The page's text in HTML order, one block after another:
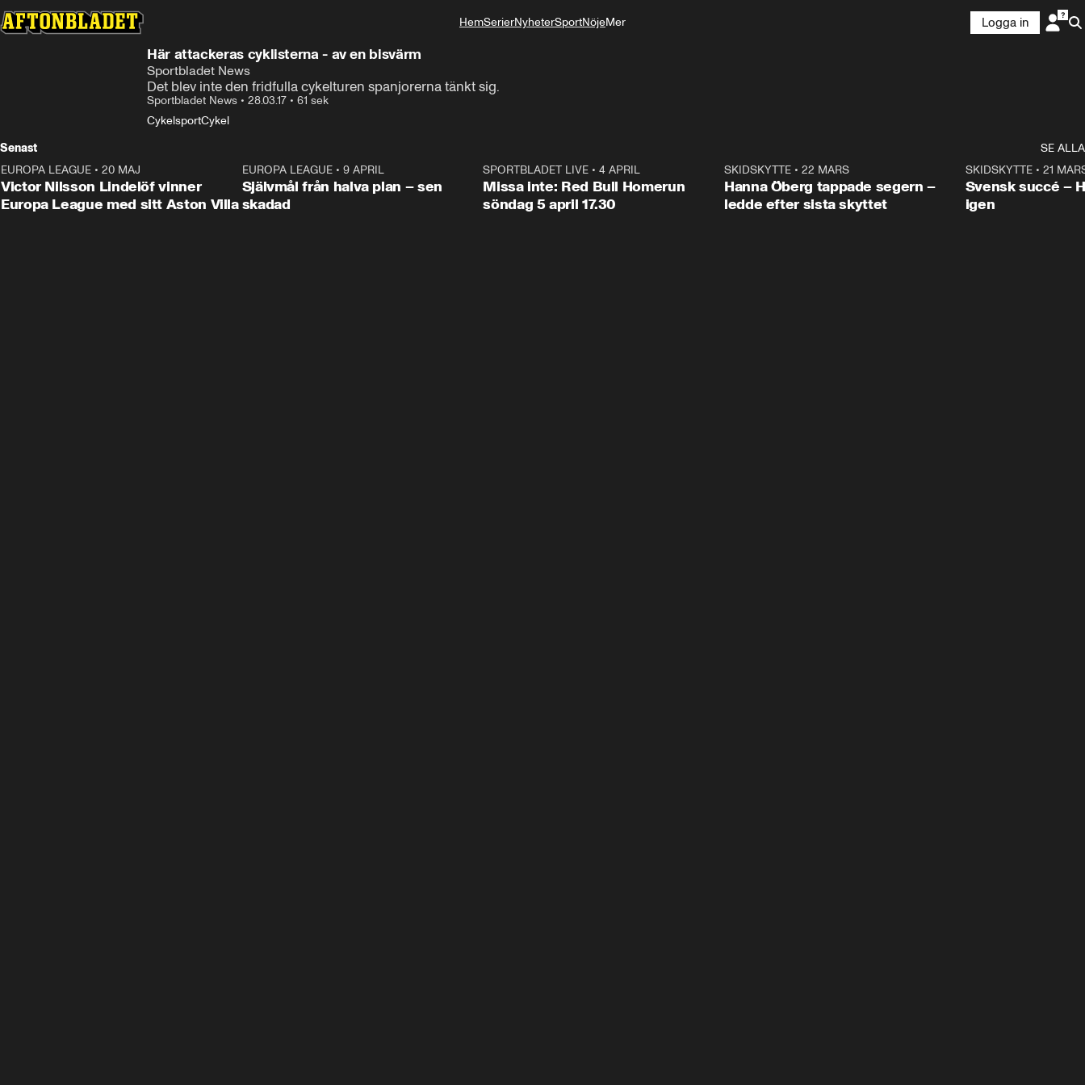
HemSerierNyheterSportNöjeMer
Logga in
Här attackeras cyklisterna - av en bisvärm
Sportbladet News
Det blev inte den fridfulla cykelturen spanjorerna tänkt sig.
Sportbladet News • 28.03.17 • 61 sek
CykelsportCykel
Senast
SE ALLA
EUROPA LEAGUE • 20 MAJ
Victor Nilsson Lindelöf vinner
Europa League med sitt Aston Villa
1:03
EUROPA LEAGUE• 9 APRIL
Självmål från halva plan – sen
skadad
SPORTBLADET LIVE •4 APRIL
Missa inte: Red Bull Homerun
söndag 5 april 17.30
SKIDSKYTTE• 22 MARS
Hanna Öberg tappade segern –
ledde efter sista skyttet
SKIDSKYTTE• 21
Svensk succé –
igen